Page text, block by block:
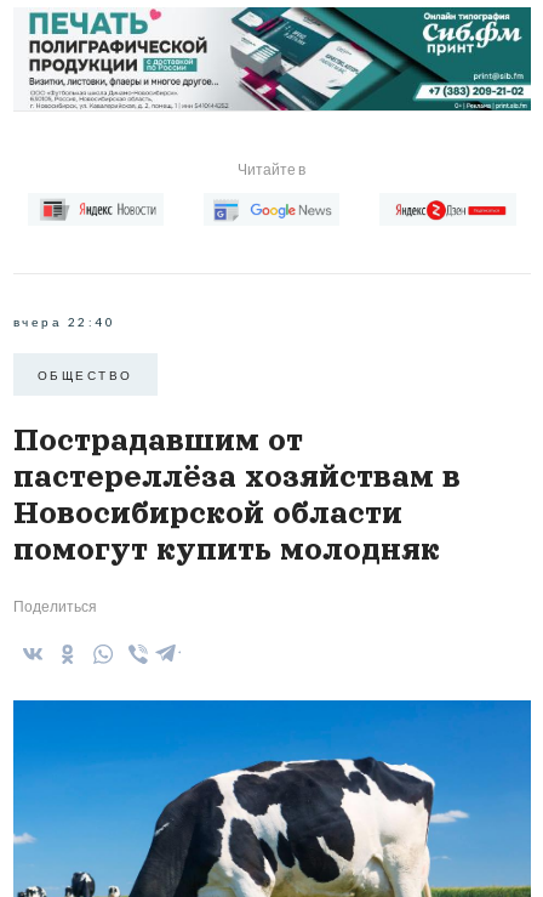
Читайте в
вчера 22:40
ОБЩЕСТВО
Пострадавшим от
пастереллёза хозяйствам в
Новосибирской области
помогут купить молодняк
Поделиться